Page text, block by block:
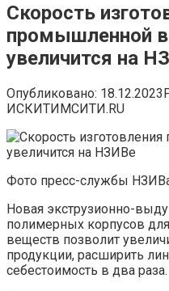
Скорость
промышленной
увеличится на
Опубликовано: 18.12.2023
ИСКИТИМСИТИ.RU
Фото пресс-службы
Новая экструзионно-
полимерных корпусов
веществ позволит
продукции, расширить
себестоимость в два раза.